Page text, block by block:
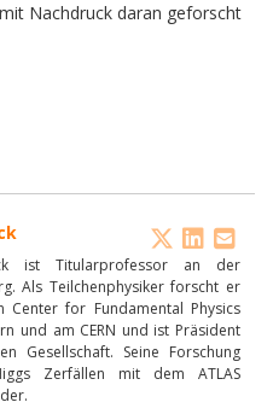
Nachdruck daran geforscht
ist Titularprofessor an der
Als Teilchenphysiker forscht er
Center for Fundamental Physics
und am CERN und ist Präsident
Gesellschaft. Seine Forschung
Zerfällen mit dem ATLAS